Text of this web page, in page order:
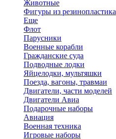
Животные
Фигуры из резинопластика
Еще
Флот
Парусники
Военные корабли
Гражданские суда
Подводные лодки
Яйцелодки, мультяшки
Поезда, вагоны, травмаи
Двигатели, части моделей
Двигатели Авиа
Подарочные наборы
Авиация
Военная техника
Игровые наборы